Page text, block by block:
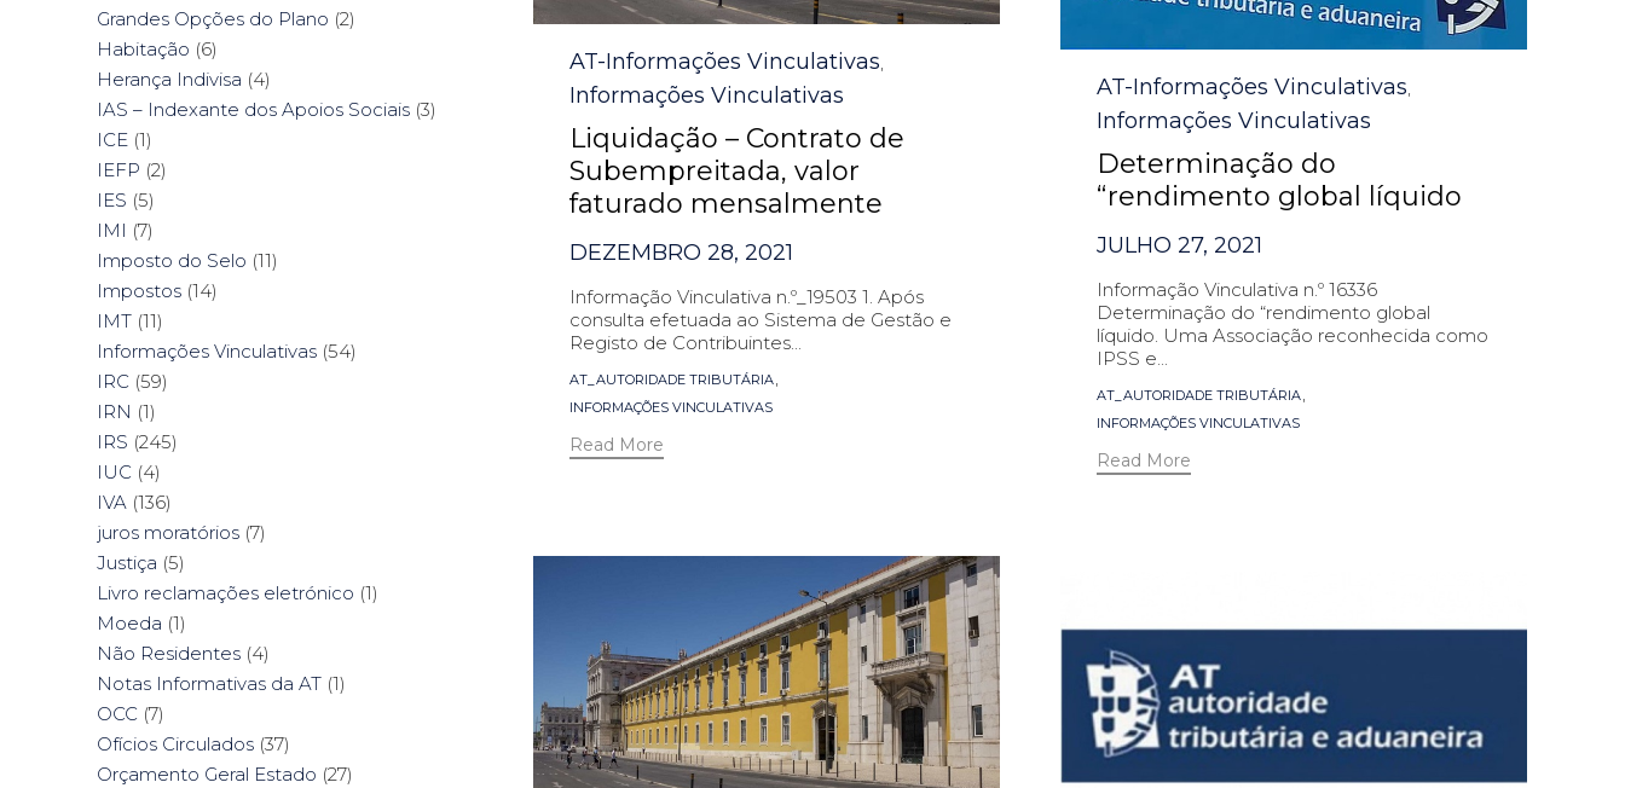
Category
AT-Informações Vinculativas,
Informações Vinculativas
Liquidação – Contrato de
Subempreitada, valor
faturado mensalmente
DEZEMBRO 28, 2021
Informação Vinculativa n.º_19503 1. Após
consulta efetuada ao Sistema de Gestão e
Registo de Contribuintes...
Tags
AT_AUTORIDADE TRIBUTÁRIA,
INFORMAÇÕES VINCULATIVAS
Read More
Category
AT-Informações Vinculativas,
Informações Vinculativas
Determinação do
“rendimento global líquido
JULHO 27, 2021
Informação Vinculativa n.º 16336
Determinação do “rendimento global
líquido. Uma Associação reconhecida como
IPSS e...
Tags
AT_AUTORIDADE TRIBUTÁRIA,
INFORMAÇÕES VINCULATIVAS
Read More
Grandes Opções do Plano (2)
Habitação (6)
Herança Indivisa (4)
IAS – Indexante dos Apoios Sociais (3)
ICE (1)
IEFP (2)
IES (5)
IMI (7)
Imposto do Selo (11)
Impostos (14)
IMT (11)
Informações Vinculativas (54)
IRC (59)
IRN (1)
IRS (245)
IUC (4)
IVA (136)
juros moratórios (7)
Justiça (5)
Livro reclamações eletrónico (1)
Moeda (1)
Não Residentes (4)
Notas Informativas da AT (1)
OCC (7)
Ofícios Circulados (37)
Orçamento Geral Estado (27)